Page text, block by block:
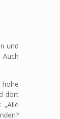
und
hohe
dort
„Alle